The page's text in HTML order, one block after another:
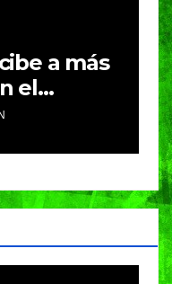
a más
el
Voleibol